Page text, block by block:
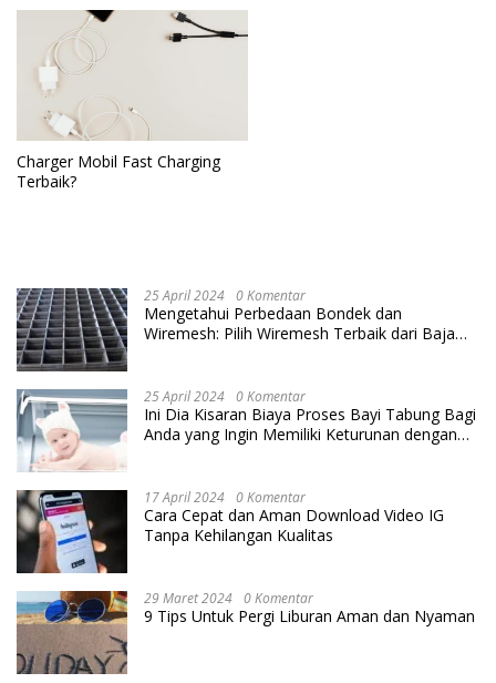
Charger Mobil Fast Charging
Terbaik?
25 April 2024 0 Komentar
Mengetahui Perbedaan Bondek dan
Wiremesh: Pilih Wiremesh Terbaik dari Baja
25 April 2024 0 Komentar
Ini Dia Kisaran Biaya Proses Bayi Tabung Bagi
Anda yang Ingin Memiliki Keturunan dengan
17 April 2024 0 Komentar
Cara Cepat dan Aman Download Video IG
Tanpa Kehilangan Kualitas
29 Maret 2024 0 Komentar
9 Tips Untuk Pergi Liburan Aman dan Nyaman